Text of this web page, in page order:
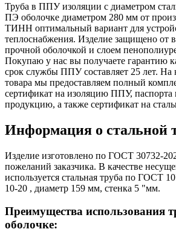
Труба в ППУ изоляции с диаметром
ПЭ оболочке диаметром 280 мм от
ТИНН оптимальный вариант для
теплоснабжения. Изделие защищено от
прочной оболочкой и слоем
Покупаю у нас вы получаете гарантию
срок службы ППУ составляет 25 лет.
товара мы предоставляем полный
сертификат на изоляцию ППУ, паспорта
продукцию, а также сертификат на
Информация о стальной
Изделие изготовлено по ГОСТ 30732-
пожеланий заказчика. В качестве
используется стальная труба по ГОСТ
10-20 , диаметр 159 мм, стенка 5 "мм.
Преимущества использования
оболочке: